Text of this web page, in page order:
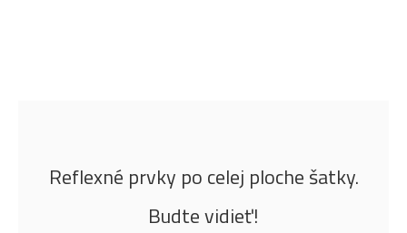
Reflexné prvky po celej ploche šatky.
Budte vidieť!